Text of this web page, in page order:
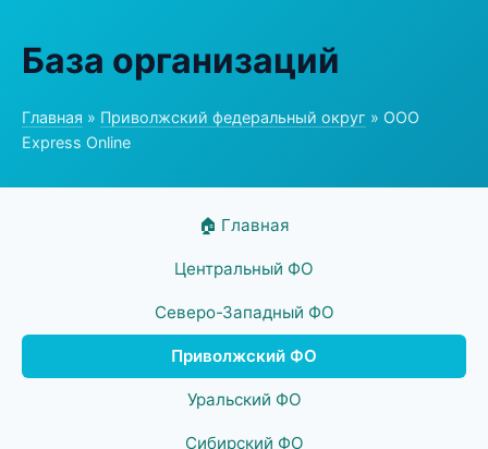
База организаций
Главная » Приволжский федеральный округ » ООО
Express Online
🏠 Главная
Центральный ФО
Северо-Западный ФО
Приволжский ФО
Уральский ФО
Сибирский ФО